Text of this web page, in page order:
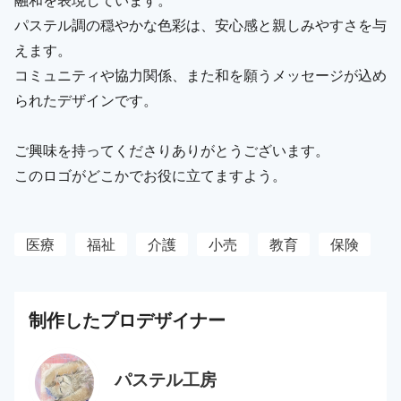
パステル調の穏やかな色彩は、安心感と親しみやすさを与
えます。
コミュニティや協力関係、また和を願うメッセージが込め
られたデザインです。
ご興味を持ってくださりありがとうございます。
このロゴがどこかでお役に立てますよう。
医療 福祉 介護 小売 教育 保険
制作したプロデザイナー
パステル工房